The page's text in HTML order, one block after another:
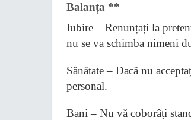
Balanța **
Iubire – Renunțați la
nu se va schimba nimeni
Sănătate – Dacă nu
personal.
Bani – Nu vă coborâți